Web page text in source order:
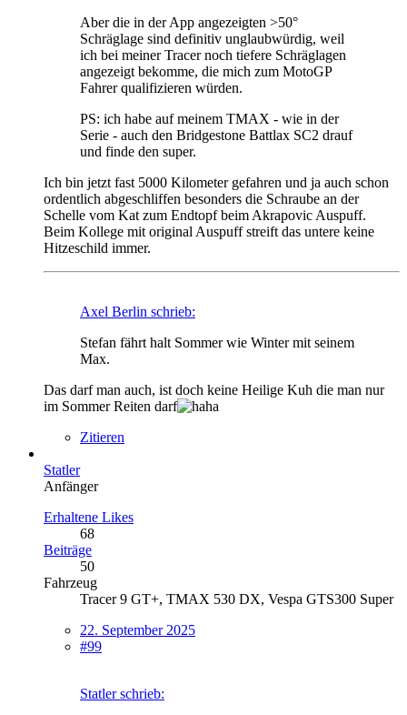
Aber die in der App angezeigten >50°
Schräglage sind definitiv unglaubwürdig, weil
ich bei meiner Tracer noch tiefere Schräglagen
angezeigt bekomme, die mich zum MotoGP
Fahrer qualifizieren würden.
PS: ich habe auf meinem TMAX - wie in der
Serie - auch den Bridgestone Battlax SC2 drauf
und finde den super.
Ich bin jetzt fast 5000 Kilometer gefahren und ja auch schon
ordentlich abgeschliffen besonders die Schraube an der
Schelle vom Kat zum Endtopf beim Akrapovic Auspuff.
Beim Kollege mit original Auspuff streift das untere keine
Hitzeschild immer.
Axel Berlin schrieb:
Stefan fährt halt Sommer wie Winter mit seinem
Max.
Das darf man auch, ist doch keine Heilige Kuh die man nur
im Sommer Reiten darf
Zitieren
Statler
Anfänger
Erhaltene Likes
68
Beiträge
50
Fahrzeug
Tracer 9 GT+, TMAX 530 DX, Vespa GTS300 Super
22. September 2025
#99
Statler schrieb: